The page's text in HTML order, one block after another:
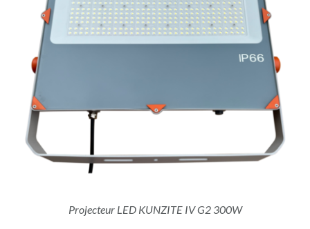
Projecteur LED KUNZITE IV G2 300W